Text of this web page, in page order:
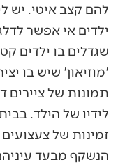
להם קצב איטי. יש
ילדים אי אפשר
שגדלים בו ילדים
'מוזיאון' שיש בו
תמונות של ציירים
לידיו של הילד.
זמינות של